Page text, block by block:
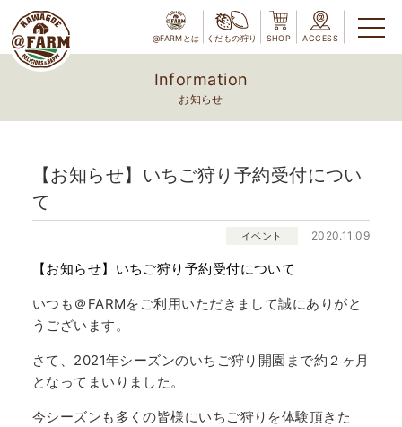
@FARMとは くだもの狩り SHOP ACCESS
Information
お知らせ
【お知らせ】いちご狩り予約受付につい
て
イベント 2020.11.09
【お知らせ】いちご狩り予約受付について
いつも＠FARMをご利用いただきまして誠にありがと
うございます。
さて、2021年シーズンのいちご狩り開園まで約２ヶ月
となってまいりました。
今シーズンも多くの皆様にいちご狩りを体験頂きた